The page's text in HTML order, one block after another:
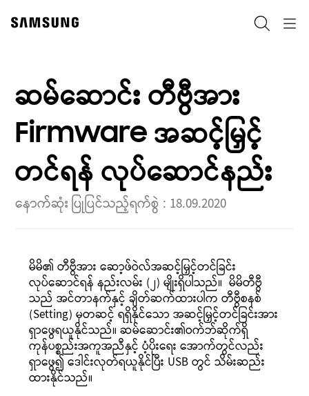
content
ဆမ်ဆောင်း တီဗွီအား
Firmware အဆင့်မြှင့်
တင်ရန် လုပ်ဆောင်နည်း
နောက်ဆုံး ပြုပြင်သည့်ရက်စွဲ : 18.09.2020
မိမိ၏ တီဗွီအား ဆော့ဖ်ဝဲလ်အဆင့်မြှင့်တင်ခြင်း
လုပ်ဆောင်ရန် နည်းလမ်း (၂) မျိုးရှိပါသည်။ မိမိတီဗွီ
သည် အင်တာနက်နှင့် ချိတ်ဆက်ထားပါက တီဗွီစနစ်
(Setting) မှတဆင့် ရရှိနိုင်သော အဆင့်မြှင့်တင်ခြင်းအား
ရှာဖွေရယူနိုင်သည်။ ဆမ်ဆောင်း၏ဝက်ဘ်ဆိုက်ရှိ
ကုန်ပစ္စည်းအကူအညီနှင့် ပံ့ပိုးရေး အောက်တွင်လည်း
ရှာဖွေ၍ ဒေါင်းလုတ်ရယူနိုင်ပြီး USB တွင် သိမ်းဆည်း
ထားနိုင်သည်။